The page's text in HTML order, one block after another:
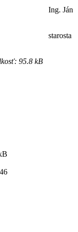
95.8 kB